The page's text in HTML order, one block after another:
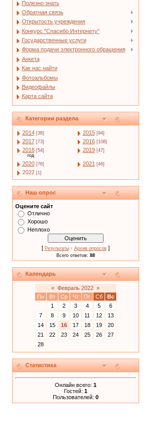
Полезно знать
Обратная связь
Открытость учреждения
Конкурс "Спасибо Интернету"
Государственные услуги
Форма подачи электронного обращения
Анкета
Как нас найти
Фотоальбомы
Видеофайлы
Карта сайта
Категории раздела
2014 [38] 2015 [94]
2017 [73] 2016 [108]
2018 [54]
год
2019 [47]
2020 [76] 2021 [46]
2022 [1]
Наш опрос
Оцените сайт
Отлично
Хорошо
Неплохо
[ Результаты· Архив опросов]
Всего ответов: 88
Календарь
« Февраль 2022 »
Пн
Вт Ср Чт Пт Сб
Вс
1
2 3 4 5
6
7
8 9 10 11 12
13
14
15 16 17 18 19
20
21
22 23 24 25 26
27
28
Статистика
Онлайн всего: 1
Гостей: 1
Пользователей: 0